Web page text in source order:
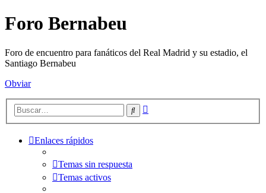
Foro Bernabeu
Foro de encuentro para fanáticos del Real Madrid y su estadio, el
Santiago Bernabeu
Obviar
Buscar
Enlaces rápidos
Temas sin respuesta
Temas activos